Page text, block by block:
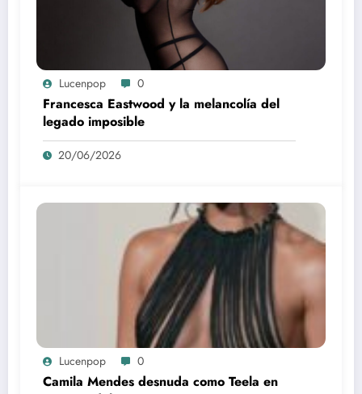
Lucenpop 0
Francesca Eastwood y la melancolía del
legado imposible
20/06/2026
Lucenpop 0
Camila Mendes desnuda como Teela en